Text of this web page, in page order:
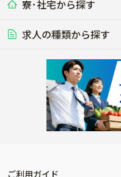
養豚
る養豚場
レースで活躍する馬の手入れや子
畑・圃場で野菜・穀物を生産
稲作
ビニールハウスで観賞用植物の栽
農業資材･肥料
農場設備・肥料・飼料の生産・流
農業用の機械・機材の開発・販
製造･加工･販売
その他業種
木材の植林・伐採・加工、または
研究･開発
その他職種
学歴不問
50代採用実績あり
内定まで最短1週間
社会保険完備
食事補助あり
経験者優遇
寮･社宅から探す
単身寮あり
寮･社宅相談可
求人の種類から探す
転職おまかせ求人
ご利用ガイド